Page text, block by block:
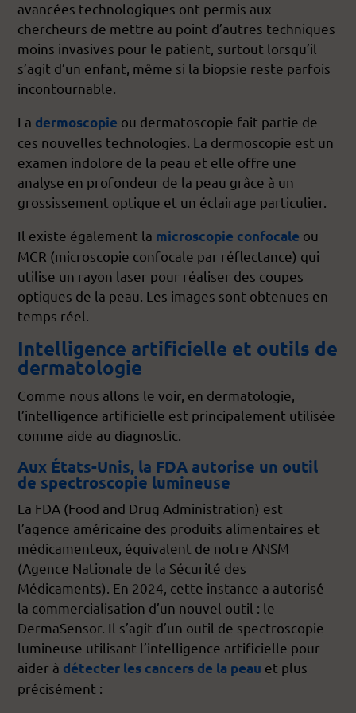
avancées technologiques ont permis aux
chercheurs de mettre au point d’autres techniques
moins invasives pour le patient, surtout lorsqu’il
s’agit d’un enfant, même si la biopsie reste parfois
incontournable.
La dermoscopie ou dermatoscopie fait partie de
ces nouvelles technologies. La dermoscopie est un
examen indolore de la peau et elle offre une
analyse en profondeur de la peau grâce à un
grossissement optique et un éclairage particulier.
Il existe également la microscopie confocale ou
MCR (microscopie confocale par réflectance) qui
utilise un rayon laser pour réaliser des coupes
optiques de la peau. Les images sont obtenues en
temps réel.
Intelligence artificielle et outils de
dermatologie
Comme nous allons le voir, en dermatologie,
l’intelligence artificielle est principalement utilisée
comme aide au diagnostic.
Aux États-Unis, la FDA autorise un outil
de spectroscopie lumineuse
La FDA (Food and Drug Administration) est
l’agence américaine des produits alimentaires et
médicamenteux, équivalent de notre ANSM
(Agence Nationale de la Sécurité des
Médicaments). En 2024, cette instance a autorisé
la commercialisation d’un nouvel outil : le
DermaSensor. Il s’agit d’un outil de spectroscopie
lumineuse utilisant l’intelligence artificielle pour
aider à détecter les cancers de la peau et plus
précisément :